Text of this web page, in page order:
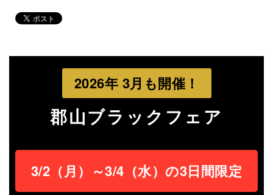
2026年 3月も開催！
郡山ブラックフェア
3/2（月）～3/4（水）の3日間限定